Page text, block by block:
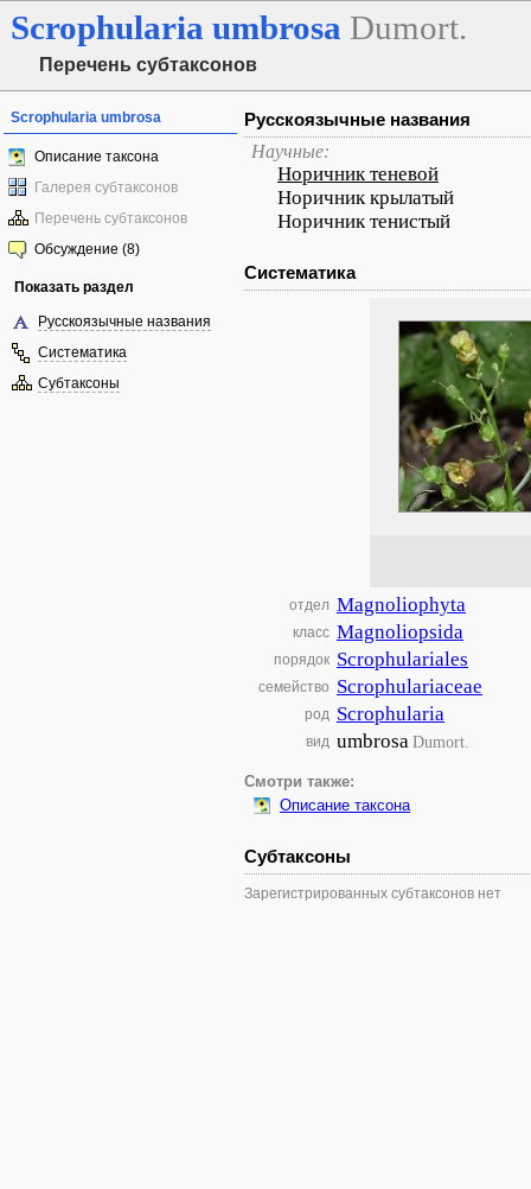
Scrophularia umbrosa Dumort.
Перечень субтаксонов
Scrophularia umbrosa
Описание таксона
Галерея субтаксонов
Перечень субтаксонов
Обсуждение (8)
Показать раздел
Русскоязычные названия
Систематика
Субтаксоны
Русскоязычные названия
Научные:
Норичник теневой
Норичник крылатый
Норичник тенистый
Систематика
отдел Magnoliophyta
класс Magnoliopsida
порядок Scrophulariales
семейство Scrophulariaceae
род Scrophularia
вид umbrosaDumort.
Смотри также:
Описание таксона
Субтаксоны
Зарегистрированных субтаксонов нет